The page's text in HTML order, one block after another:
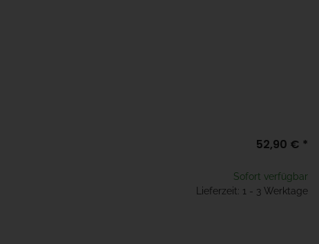
52,90 € *
Sofort verfügbar
Lieferzeit: 1 - 3 Werktage